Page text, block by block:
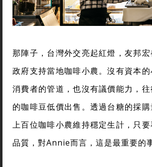
那陣子，台灣外交亮起紅燈，友邦
政府支持當地咖啡小農。沒有資本
消費者的管道，也沒有議價能力，
的咖啡豆低價出售。透過台糖的採
上百位咖啡小農維持穩定生計，只
品質，對Annie而言，這是最重要的事